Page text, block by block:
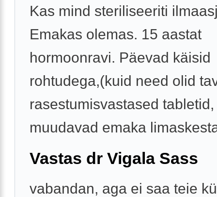
Kas mind steriliseeriti
Emakas olemas. 15 aastat
hormoonravi. Päevad käisid
rohtudega,(kuid need olid
rasestumisvastased
muudavad emaka
Vastas dr Vigala Sass
vabandan, aga ei saa teie